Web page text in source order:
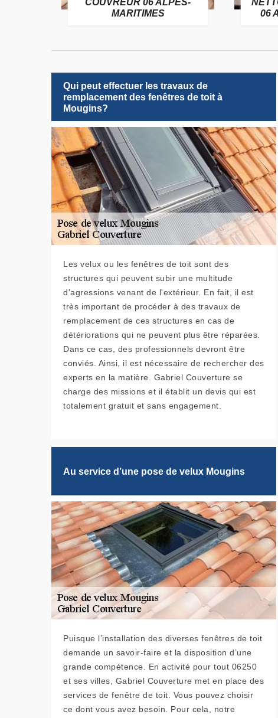
COUVREUR 06 ALPES-
MARITIMES
06
Qui peut effectuer les travaux de
remplacement des fenêtres de toit à
Mougins?
Les velux ou les fenêtres de toit sont des
structures qui peuvent subir une multitude
d'agressions venant de l'extérieur. En fait, il est
très important de procéder à des travaux de
remplacement de ces structures en cas de
détériorations qui ne peuvent plus être réparées.
Dans ce cas, des professionnels devront être
conviés. Ainsi, il est nécessaire de rechercher des
experts en la matière. Gabriel Couverture se
charge des missions et il établit un devis qui est
totalement gratuit et sans engagement.
Au service d’une pose de velux Mougins
Puisque l’installation des diverses fenêtres de toit
demande un savoir-faire et la disposition d’une
grande compétence. En activité pour tout 06250
et ses villes, Gabriel Couverture met en place des
services de fenêtre de toit. Vous pouvez choisir
ce dont vous avez besoin. Pour cela, notre